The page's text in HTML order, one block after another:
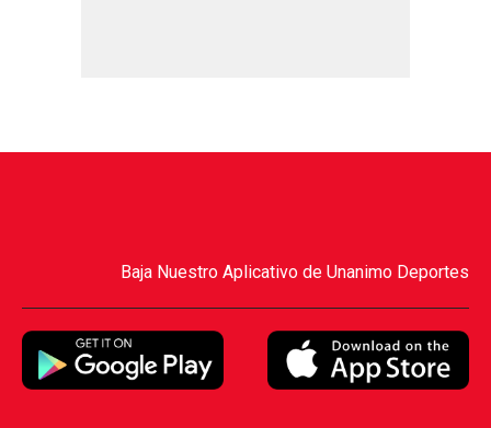
Baja Nuestro Aplicativo de Unanimo Deportes